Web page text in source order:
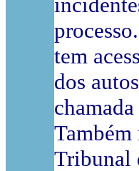
tem
dos
Tribunal